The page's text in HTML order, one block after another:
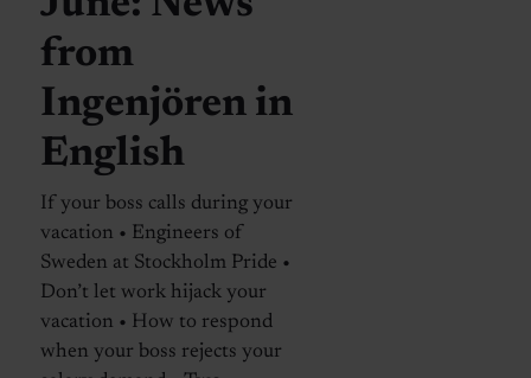
from
Ingenjören in
English
If your boss calls during your
vacation • Engineers of
Sweden at Stockholm Pride •
Don’t let work hijack your
vacation • How to respond
when your boss rejects your